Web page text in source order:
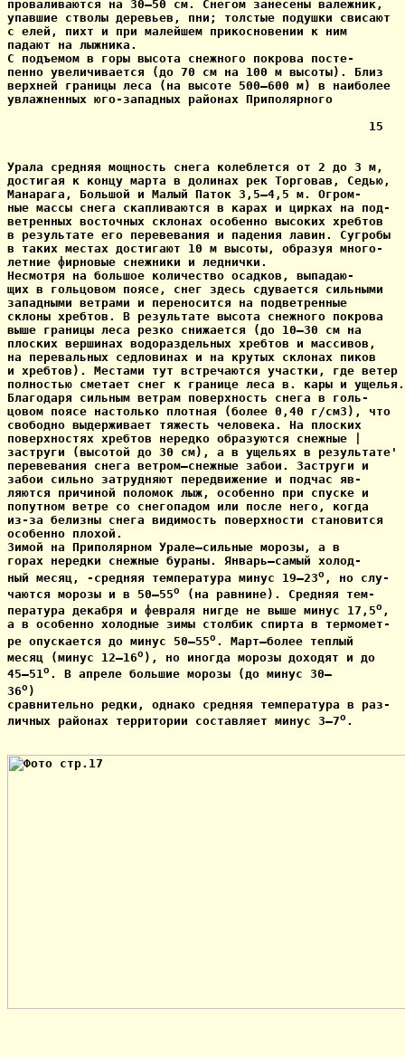
проваливаются на 30—50 см. Снегом занесены валежник,
упавшие стволы деревьев, пни; толстые подушки свисают
с елей, пихт и при малейшем прикосновении к ним
падают на лыжника.
С подъемом в горы высота снежного покрова посте-
пенно увеличивается (до 70 см на 100 м высоты). Близ
верхней границы леса (на высоте 500—600 м) в наиболее
увлажненных юго-западных районах Приполярного
                                                  15
Урала средняя мощность снега колеблется от 2 до 3 м,
достигая к концу марта в долинах рек Торговав, Седью,
Манарага, Большой и Малый Паток 3,5—4,5 м. Огром-
ные массы снега скапливаются в карах и цирках на под-
ветренных восточных склонах особенно высоких хребтов
в результате его перевевания и падения лавин. Сугробы
в таких местах достигают 10 м высоты, образуя много-
летние фирновые снежники и леднички.
Несмотря на большое количество осадков, выпадаю-
щих в гольцовом поясе, снег здесь сдувается сильными
западными ветрами и переносится на подветренные
склоны хребтов. В результате высота снежного покрова
выше границы леса резко снижается (до 10—30 см на
плоских вершинах водораздельных хребтов и массивов,
на перевальных седловинах и на крутых склонах пиков
и хребтов). Местами тут встречаются участки, где ветер
полностью сметает снег к границе леса в. кары и ущелья.
Благодаря сильным ветрам поверхность снега в голь-
цовом поясе настолько плотная (более 0,40 г/см3), что
свободно выдерживает тяжесть человека. На плоских
поверхностях хребтов нередко образуются снежные |
заструги (высотой до 30 см), а в ущельях в результате'
перевевания снега ветром—снежные забои. Заструги и
забои сильно затрудняют передвижение и подчас яв-
ляются причиной поломок лыж, особенно при спуске и
попутном ветре со снегопадом или после него, когда
из-за белизны снега видимость поверхности становится
особенно плохой.
Зимой на Приполярном Урале—сильные морозы, а в
горах нередки снежные бураны. Январь—самый холод-
ный месяц, -средняя температура минус 19—23o , но слу-
чаются морозы и в 50—55o
(на равнине). Средняя тем-
пература декабря и февраля нигде не выше минус 17,5o ,
а в особенно холодные зимы столбик спирта в термомет-
ре опускается до минус 50—55o . Март—более теплый
месяц (минус 12—16o ), но иногда морозы доходят и до
45—51o . В апреле большие морозы (до минус 30—
36o )
сравнительно редки, однако средняя температура в раз-
личных районах территории составляет минус 3—7o .